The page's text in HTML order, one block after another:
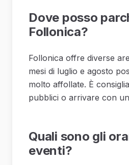
Dove posso
Follonica?
Follonica offre diverse
mesi di luglio e agosto
molto affollate. È
pubblici o arrivare con
Quali sono gli
eventi?